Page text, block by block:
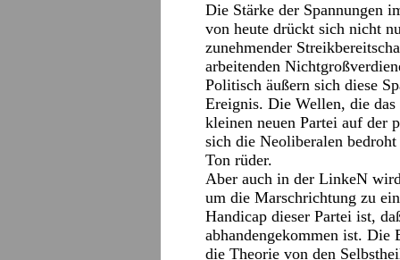
Die Stärke der Spannungen
von heute drückt sich nicht
zunehmender
arbeitenden
Politisch äußern sich diese
Ereignis. Die Wellen, die
kleinen neuen Partei auf der
sich die Neoliberalen
Ton rüder.
Aber auch in der LinkeN
um die Marschrichtung zu
Handicap dieser Partei ist,
abhandengekommen ist. Die
die Theorie von den